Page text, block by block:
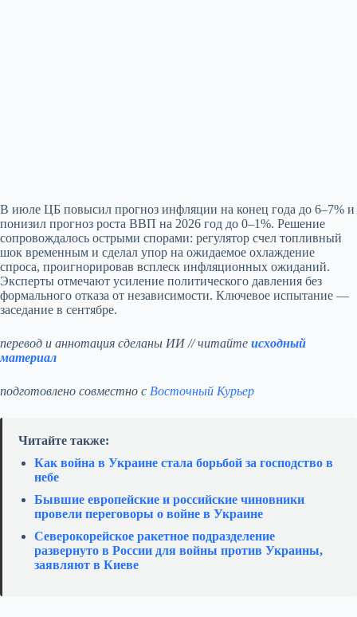
В июле ЦБ повысил прогноз инфляции на конец года до 6–7% и
понизил прогноз роста ВВП на 2026 год до 0–1%. Решение
сопровождалось острыми спорами: регулятор счел топливный
шок временным и сделал упор на ожидаемое охлаждение
спроса, проигнорировав всплеск инфляционных ожиданий.
Эксперты отмечают усиление политического давления без
формального отказа от независимости. Ключевое испытание —
заседание в сентябре.
перевод и аннотация сделаны ИИ // читайте исходный
материал
подготовлено совместно с Восточный Курьер
Читайте также:
Как война в Украине стала борьбой за господство в
небе
Бывшие европейские и российские чиновники
провели переговоры о войне в Украине
Северокорейское ракетное подразделение
развернуто в России для войны против Украины,
заявляют в Киеве